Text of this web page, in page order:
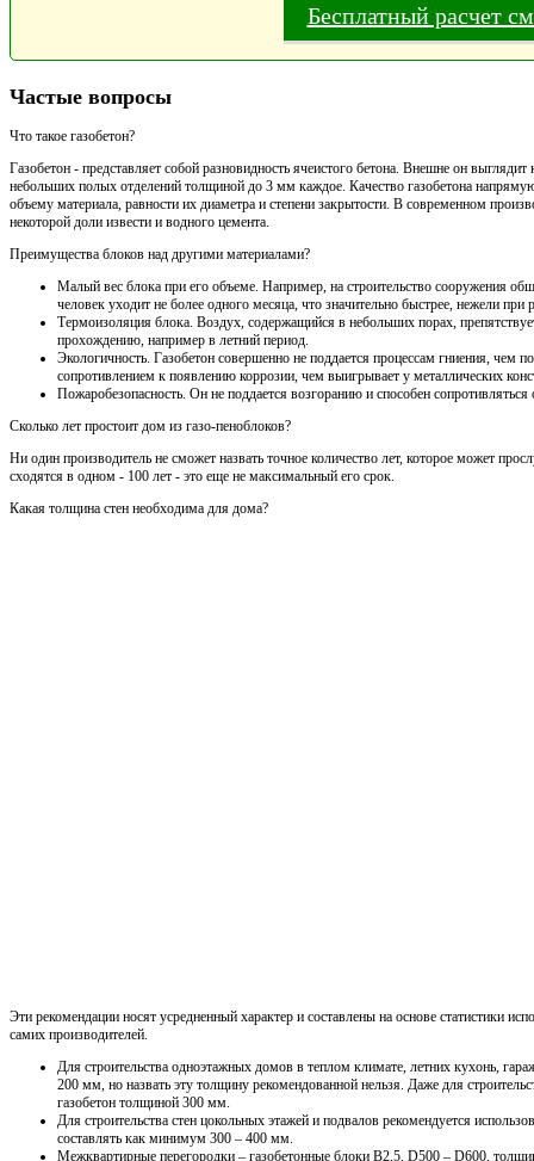
Бесплатный расчет
Частые вопросы
Что такое газобетон?
Газобетон - представляет собой разновидность ячеистого бетона. Внешне он
небольших полых отделений толщиной до 3 мм каждое. Качество газобетона
объему материала, равности их диаметра и степени закрытости. В современном
некоторой доли извести и водного цемента.
Преимущества блоков над другими материалами?
Малый вес блока при его объеме. Например, на строительство сооружения
человек уходит не более одного месяца, что значительно быстрее, нежели
Термоизоляция блока. Воздух, содержащийся в небольших порах,
прохождению, например в летний период.
Экологичность. Газобетон совершенно не поддается процессам гниения, чем
сопротивлением к появлению коррозии, чем выигрывает у металлических
Пожаробезопасность. Он не поддается возгоранию и способен
Сколько лет простоит дом из газо-пеноблоков?
Ни один производитель не сможет назвать точное количество лет, которое может
сходятся в одном - 100 лет - это еще не максимальный его срок.
Какая толщина стен необходима для дома?
Эти рекомендации носят усредненный характер и составлены на основе статистики
самих производителей.
Для строительства одноэтажных домов в теплом климате, летних кухонь,
200 мм, но назвать эту толщину рекомендованной нельзя. Даже для
газобетон толщиной 300 мм.
Для строительства стен цокольных этажей и подвалов рекомендуется
составлять как минимум 300 – 400 мм.
Межквартирные перегородки – газобетонные блоки В2,5, D500 – D600,